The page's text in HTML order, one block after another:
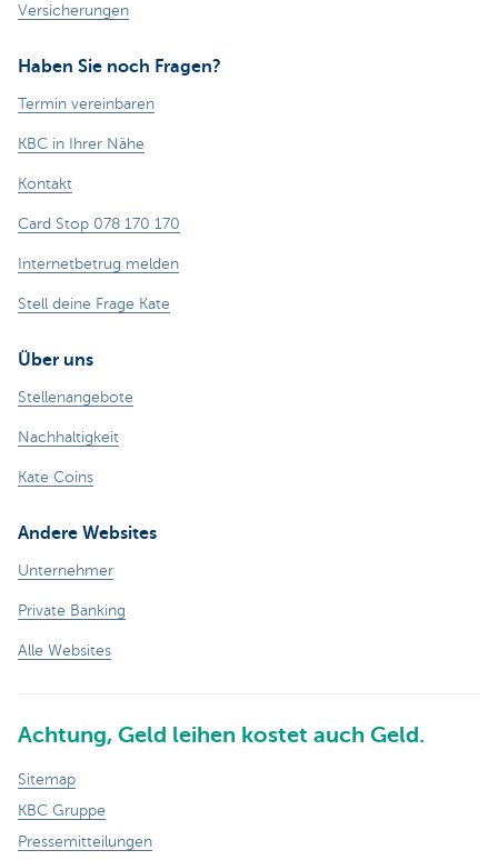
Versicherungen
Haben Sie noch Fragen?
Termin vereinbaren
KBC in Ihrer Nähe
Kontakt
Card Stop 078 170 170
Internetbetrug melden
Stell deine Frage Kate
Über uns
Stellenangebote
Nachhaltigkeit
Kate Coins
Andere Websites
Unternehmer
Private Banking
Alle Websites
Achtung, Geld leihen kostet auch Geld.
Sitemap
KBC Gruppe
Pressemitteilungen